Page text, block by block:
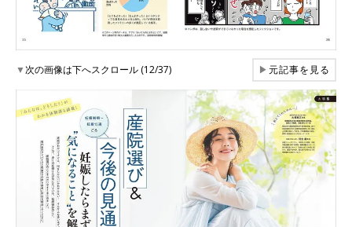
▼次の画像は下へスクロール (12/37) ▶元記事を見る